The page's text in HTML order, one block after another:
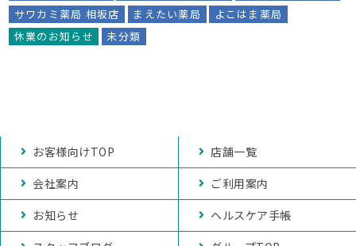
サワカミ薬局 相坂店
まえたい薬局
よこはま薬局
休業のお知らせ
未分類
お客様向けTOP
店舗一覧
会社案内
ご利用案内
お知らせ
ヘルスケア手帳